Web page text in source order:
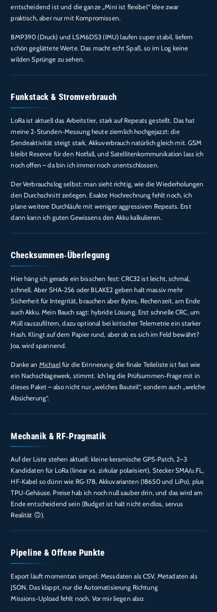
entscheidend ist und die ganze „Mini ist flexibel“ Idee zwar
praktisch, aber nur mit Kompromissen.
BMP390 (Druck) und LSM6DS3 (IMU) laufen super stabil, liefern
schön geglättete Werte. Das macht echt Spaß, so im Log keine
wilden Sprünge zu sehen.
Funkstack & Stromverbrauch
LoRa ist aktuell das Arbeitstier, stark auf Repeats gestellt. Das hat
meine 2‑Stunden‑Messung heute ziemlich hochgejazzt: die
Sendeaktivität steigt stark, Akkuverbrauch natürlich gleich mit. GSM
bleibt Reserve für den Notfall, und Satellitenkommunikation lass ich
noch offen – da bin ich immer noch unentschlossen.
Der Verbrauchslog selbst: man sieht richtig, wie die Wiederholungen
den Durchschnitt zerlegen. Exakte Hochrechnung fehlt noch, ich
plane weitere Durchläufe mit weniger aggressiven Repeats. Erst
dann kann ich guten Gewissens den Akku kalkulieren.
Checksummen‑Überlegung
Hier häng ich gerade ein bisschen fest: CRC32 ist leicht, schmal,
schnell. Aber SHA‑256 oder BLAKE2 geben halt massiv mehr
Sicherheit für Integrität, brauchen aber Bytes, Rechenzeit, am Ende
auch Akku. Mein Bauch sagt: hybride Lösung. Erst schnelle CRC, um
Müll rauszufiltern, dazu optional bei kritischer Telemetrie ein starker
Hash. Klingt auf dem Papier rund, aber ob es sich im Feld bewährt?
Joa, wird spannend.
Danke an Michael für die Erinnerung: die finale Teileliste ist fast wie
ein Nachschlagewerk, stimmt. Ich leg die Prüfsummen‑Frage mit in
dieses Paket – also nicht nur „welches Bauteil“, sondern auch „welche
Absicherung“.
Mechanik & RF‑Pragmatik
Auf der Liste stehen aktuell: kleine keramische GPS‑Patch, 2–3
Kandidaten für LoRa (linear vs. zirkular polarisiert), Stecker SMA/u.FL,
HF‑Kabel so dünn wie RG‑178, Akkuvarianten (18650 und LiPo), plus
TPU‑Gehäuse. Preise hab ich noch null sauber drin, und das wird am
Ende entscheidend sein (Budget ist halt nicht endlos, servus
Realität 🙃).
Pipeline & Offene Punkte
Export läuft momentan simpel: Messdaten als CSV, Metadaten als
JSON. Das klappt, nur die Automatisierung Richtung
Missions‑Upload fehlt noch. Vor mir liegen also: